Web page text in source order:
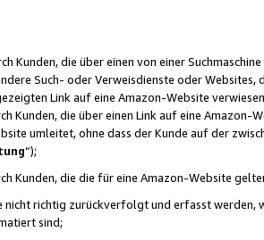
Kunden, die über einen von einer
Such- oder Verweisdienste oder Websites,
Link auf eine Amazon-Website
Kunden, die über einen Link auf eine
umleitet, ohne dass der Kunde auf der
“);
Kunden, die die für eine Amazon-Website
richtig zurückverfolgt und erfasst werden,
sind;